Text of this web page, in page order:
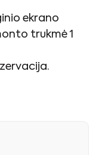
ekrano
trukmė 1